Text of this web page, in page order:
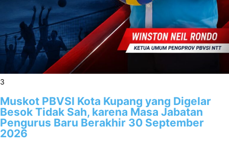
3
Muskot PBVSI Kota Kupang yang Digelar
Besok Tidak Sah, karena Masa Jabatan
Pengurus Baru Berakhir 30 September
2026